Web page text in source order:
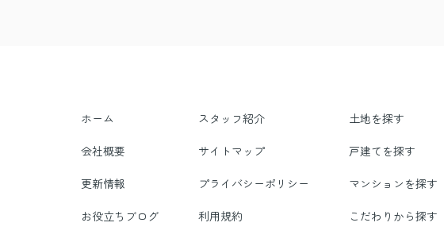
ホーム スタッフ紹介 土地を探す
会社概要 サイトマップ 戸建てを探す
更新情報 プライバシーポリシー マンションを探す
お役立ちブログ 利用規約 こだわりから探す